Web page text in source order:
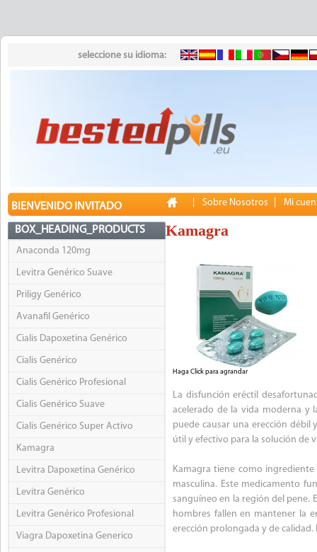
seleccione su idioma:
BIENVENIDO INVITADO Sobre Nosotros Mi
BOX_HEADING_PRODUCTS
Anaconda 120mg
Levitra Genérico Suave
Priligy Genérico
Avanafil Genérico
Cialis Dapoxetina Genérico
Cialis Genérico
Cialis Genérico Profesional
Cialis Genérico Suave
Cialis Genérico Super Activo
Kamagra
Levitra Dapoxetina Genérico
Levitra Genérico
Levitra Genérico Profesional
Viagra Dapoxetina Generico
Kamagra
Haga Click para agrandar
La disfunción eréctil
acelerado de la vida moderna y
puede causar una erección débil
útil y efectivo para la solución de
Kamagra tiene como
masculina. Este medicamento
sanguíneo en la región del pene.
hombres fallen en mantener la
erección prolongada y de calidad.